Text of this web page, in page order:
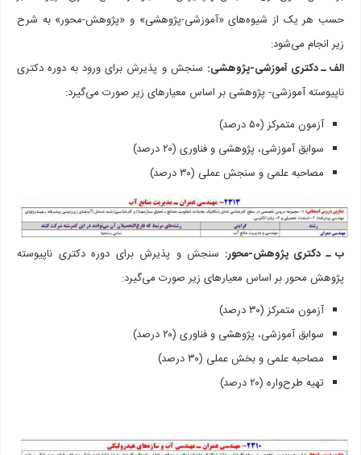
حسب هر یک از شیوه‌­های «آموزشی-پژوهشی» و «پژوهش-محور» به شرح
زیر انجام می‌­شود:
الف ـ دکتری آموزشی-پژوهشی:سنجش و پذیرش برای ورود به دوره دکتری
ناپیوسته آموزشی- پژوهشی بر اساس معیارهای زیر صورت می‌گیرد:
آزمون متمرکز (۵۰ درصد)
سوابق آموزشی، پژوهشی و فناوری (۲۰ درصد)
مصاحبه علمی و سنجش عملی (۳۰ درصد)
ب ـ دکتری پژوهش-محور:سنجش و پذیرش برای دوره دکتری ناپیوسته
پژوهش محور بر اساس معیارهای زیر صورت می‌گیرد:
آزمون­ متمرکز (۳۰ درصد)
سوابق آموزشی، پژوهشی و فناوری (۲۰ درصد)
مصاحبه علمی و بخش عملی (۳۰ درصد)
تهیه طرح­‌واره (۲۰ درصد)